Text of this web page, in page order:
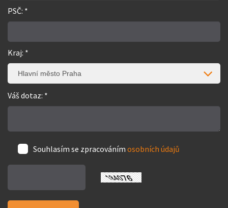
PSČ: *
Kraj: *
Hlavní město Praha
Váš dotaz: *
Souhlasím se zpracováním osobních údajů